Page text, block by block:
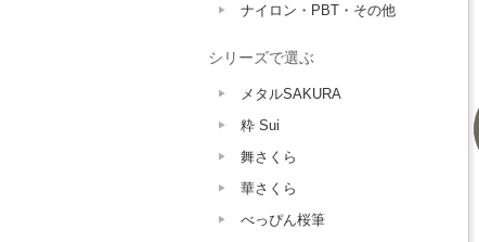
ナイロン・PBT・その他
シリーズで選ぶ
メタルSAKURA
粋 Sui
舞さくら
華さくら
べっぴん桜筆